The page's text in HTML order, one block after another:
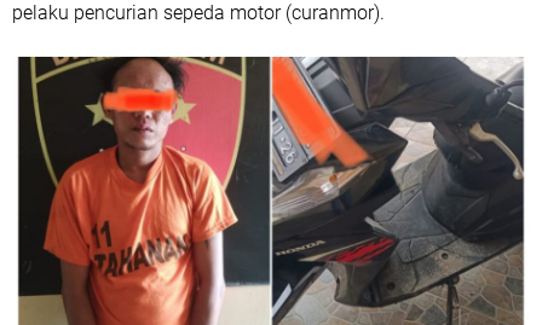
pelaku pencurian sepeda motor (curanmor).